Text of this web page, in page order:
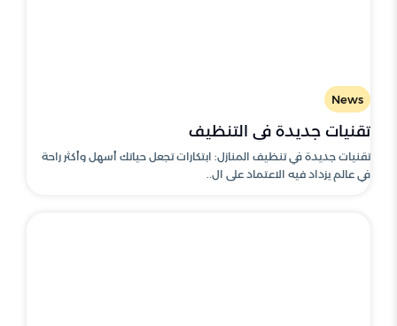
News
تقنيات جديدة في التنظيف
تقنيات جديدة في تنظيف المنازل: ابتكارات تجعل حياتك أسهل وأكثر راحة
في عالم يزداد فيه الاعتماد على ال..